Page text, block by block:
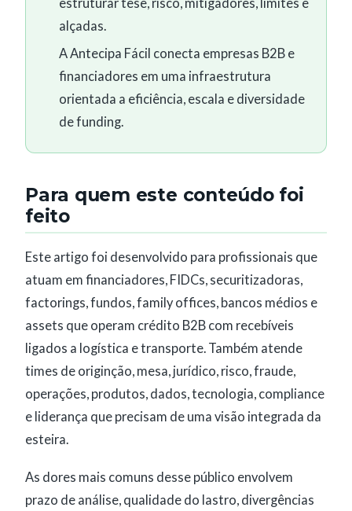
alçadas.
A Antecipa Fácil conecta empresas B2B e
financiadores em uma infraestrutura
orientada a eficiência, escala e diversidade
de funding.
Para quem este conteúdo foi
feito
Este artigo foi desenvolvido para profissionais que
atuam em financiadores, FIDCs, securitizadoras,
factorings, fundos, family offices, bancos médios e
assets que operam crédito B2B com recebíveis
ligados a logística e transporte. Também atende
times de originção, mesa, jurídico, risco, fraude,
operações, produtos, dados, tecnologia, compliance
e liderança que precisam de uma visão integrada da
esteira.
As dores mais comuns desse público envolvem
prazo de análise, qualidade do lastro, divergências